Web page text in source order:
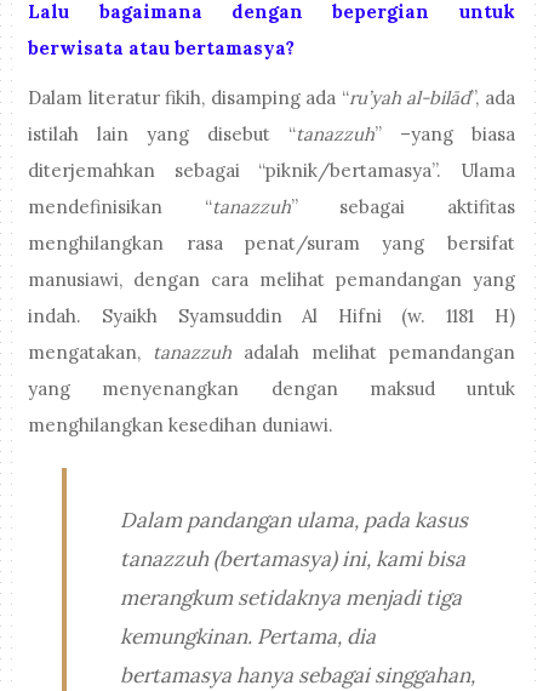
Lalu bagaimana dengan bepergian untuk
berwisata atau bertamasya?
Dalam literatur fikih, disamping ada “ru’yah al-bilād”, ada
istilah lain yang disebut “tanazzuh” –yang biasa
diterjemahkan sebagai “piknik/bertamasya”. Ulama
mendefinisikan “tanazzuh” sebagai aktifitas
menghilangkan rasa penat/suram yang bersifat
manusiawi, dengan cara melihat pemandangan yang
indah. Syaikh Syamsuddin Al Hifni (w. 1181 H)
mengatakan, tanazzuh adalah melihat pemandangan
yang menyenangkan dengan maksud untuk
menghilangkan kesedihan duniawi.
Dalam pandangan ulama, pada kasus
tanazzuh (bertamasya) ini, kami bisa
merangkum setidaknya menjadi tiga
kemungkinan. Pertama, dia
bertamasya hanya sebagai singgahan,